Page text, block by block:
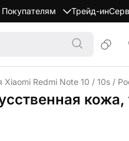
Покупателям Трейд-ин
Redmi Note 10 / 10s /